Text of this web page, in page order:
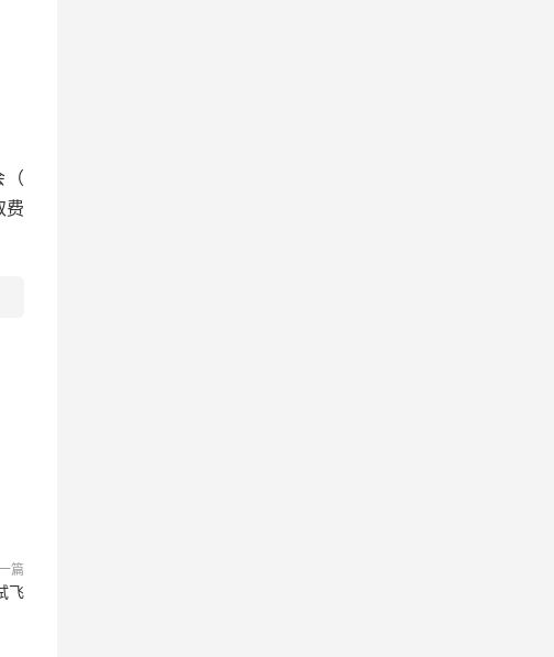
（
费
篇
飞